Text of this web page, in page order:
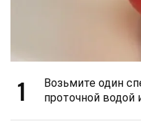
1
Возьмите один
проточной водой